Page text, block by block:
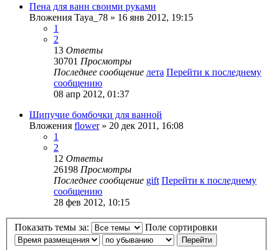
Пена для ванн своими руками
Вложения Taya_78 » 16 янв 2012, 19:15
1
2
13 Ответы
30701 Просмотры
Последнее сообщение лета Перейти к последнему
сообщению
08 апр 2012, 01:37
Шипучие бомбочки для ванной
Вложения flower» 20 дек 2011, 16:08
1
2
12 Ответы
26198 Просмотры
Последнее сообщение gift Перейти к последнему
сообщению
28 фев 2012, 10:15
Показать темы за: Поле сортировки